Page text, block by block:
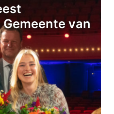
van